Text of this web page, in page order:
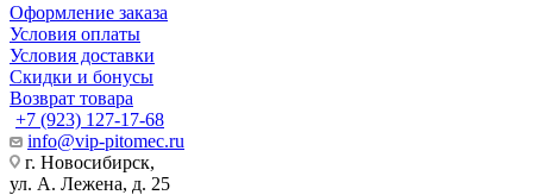
Оформление заказа
Условия оплаты
Условия доставки
Скидки и бонусы
Возврат товара
+7 (923) 127-17-68
info@vip-pitomec.ru
г. Новосибирск,
ул. А. Лежена, д. 25